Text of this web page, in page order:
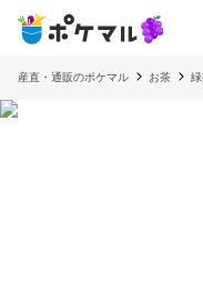
産直・通販のポケマル お茶